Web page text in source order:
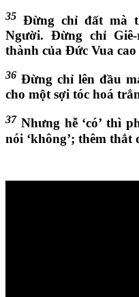
35 Đừng chỉ đất mà
Người. Đừng chỉ
thành của Đức Vua cao
36 Đừng chỉ lên đầu
cho một sợi tóc hoá
37 Nhưng hễ ‘có’ thì
nói ‘không’; thêm thắt